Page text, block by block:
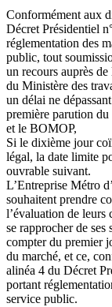
Conformément aux
Décret Présidentiel
réglementation des
public, tout
un recours auprès
du Ministère des
un délai ne
première parution du
et le BOMOP,
Si le dixième jour
légal, la date limite
ouvrable suivant.
L’Entreprise Métro
souhaitent prendre
l’évaluation de leurs
se rapprocher de ses
compter du premier
du marché, et ce,
alinéa 4 du Décret
portant
service public.